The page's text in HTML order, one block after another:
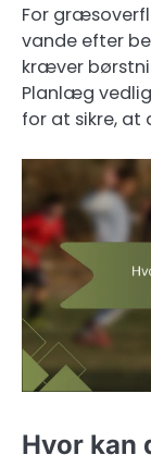
For
vande efter
kræver
Planlæg
for at sikre, at
Hvor kan